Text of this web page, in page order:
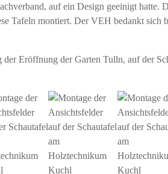
auf ein Design geeinigt hatte.
Tafeln montiert. Der VEH bedankt sich
Eröffnung der Garten Tulln, auf der